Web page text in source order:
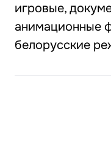
игровые,
анимационные
белорусские